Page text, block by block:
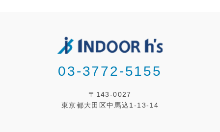
03-3772-5155
〒143-0027
東京都大田区中馬込1-13-14